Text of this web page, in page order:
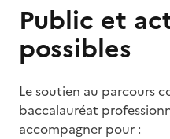
Public et
possibles
Le soutien au parcours
baccalauréat
accompagner pour :